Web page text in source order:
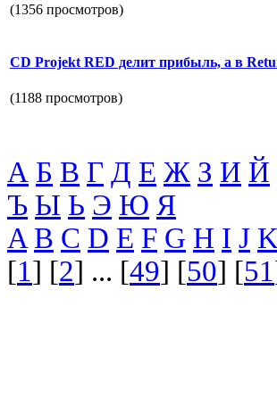
(1356 просмотров)
CD Projekt RED делит прибыль, а в
(1188 просмотров)
А Б В Г Д Е Ж З И Й
Ъ Ы Ь Э Ю Я
A B C D E F G H I J
[1] [2] ... [49] [50] [51